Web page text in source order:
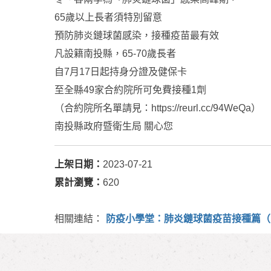
65歲以上長者須特別留意
預防肺炎鏈球菌感染，接種疫苗最有效
凡設籍南投縣，65-70歲長者
自7月17日起持身分證及健保卡
至全縣49家合約院所可免費接種1劑
（合約院所名單請見：https://reurl.cc/94WeQa）
南投縣政府暨衛生局 關心您
上架日期： 2023-07-21
累計瀏覽： 620
相關連結： 防疫小學堂：肺炎鏈球菌疫苗接種篇